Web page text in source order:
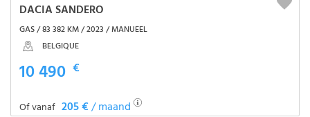
DACIA SANDERO
GAS / 83 382 KM / 2023 / MANUEEL
BELGIQUE
10 490 €
Of vanaf 205 €/ maand